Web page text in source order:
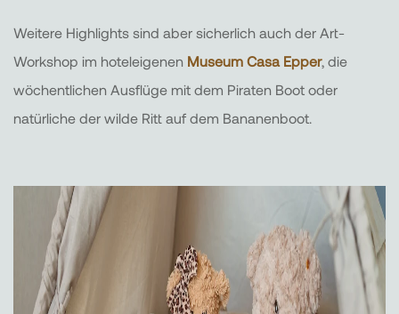
Weitere Highlights sind aber sicherlich auch der Art-
Workshop im hoteleigenen Museum Casa Epper, die
wöchentlichen Ausflüge mit dem Piraten Boot oder
natürliche der wilde Ritt auf dem Bananenboot.